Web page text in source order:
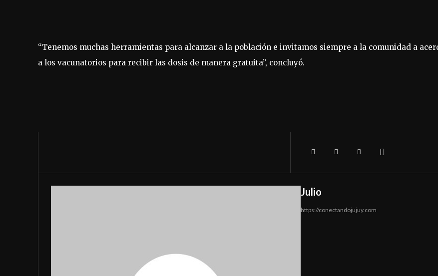
“Tenemos muchas herramientas para alcanzar a la población e invitamos siempre a la comunidad a
a los vacunatorios para recibir las dosis de manera gratuita”, concluyó.
Julio
https://conectandojujuy.com